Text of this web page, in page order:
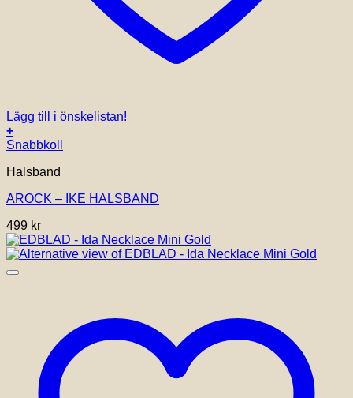
Lägg till i önskelistan!
+
Snabbkoll
Halsband
AROCK – IKE HALSBAND
499 kr